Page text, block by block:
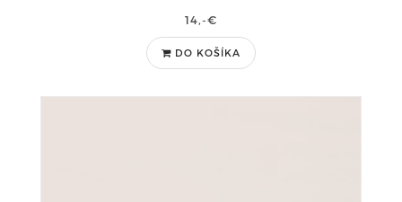
14,-€
DO KOŠÍKA